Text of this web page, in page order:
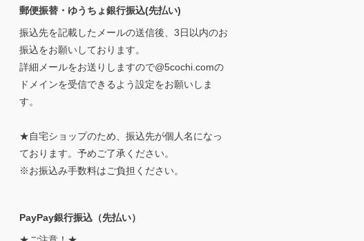
郵便振替・ゆうちょ銀行振込(先払い)
振込先を記載したメールの送信後、3日以内のお
振込をお願いしております。
詳細メールをお送りしますので@5cochi.comの
ドメインを受信できるよう設定をお願いしま
す。
★自宅ショップのため、振込先が個人名になっ
ております。予めご了承ください。
※お振込み手数料はご負担ください。
PayPay銀行振込（先払い）